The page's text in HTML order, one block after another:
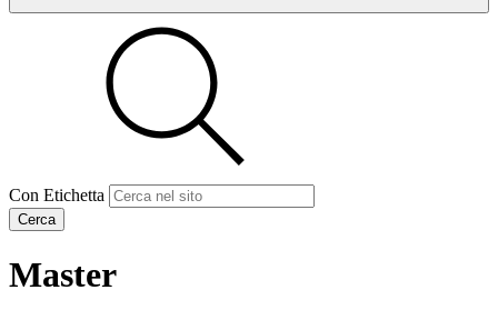
Con Etichetta
Cerca
Master